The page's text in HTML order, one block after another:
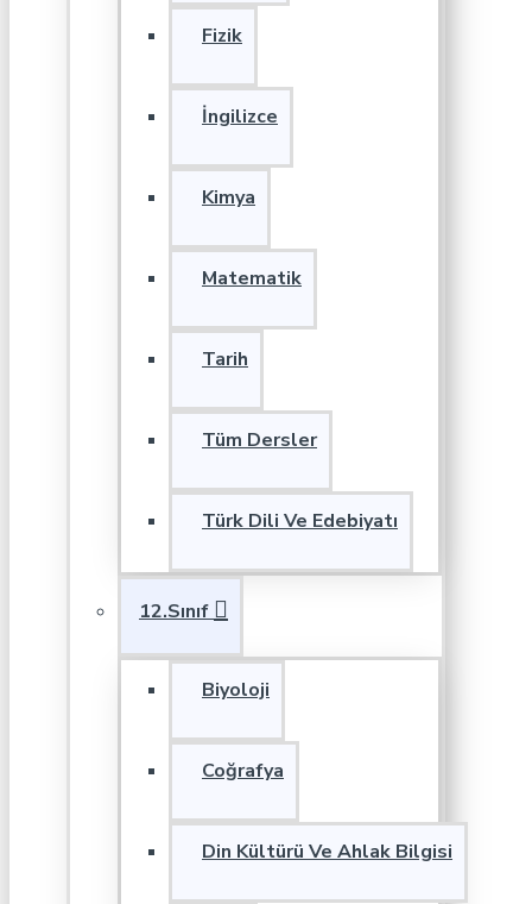
Fizik
İngilizce
Kimya
Matematik
Tarih
Tüm Dersler
Türk Dili Ve Edebiyatı
12.Sınıf
Biyoloji
Coğrafya
Din Kültürü Ve Ahlak Bilgisi